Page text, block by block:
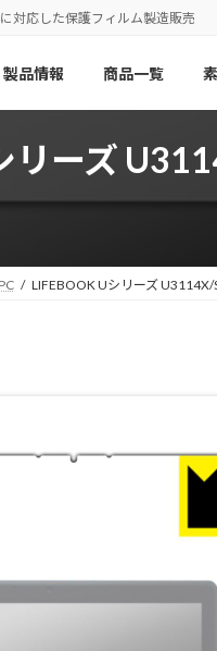
対応した保護フィルム製造販売
製品情報 商品一覧
リーズ
LIFEBOOK Uシリーズ